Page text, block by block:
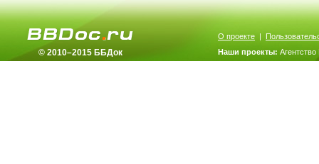
© 2010–2015 ББДок
О проекте |
Наши проекты: